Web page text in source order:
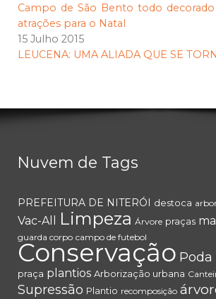
Campo de São Bento todo
atrações para o Natal
15 Julho 2015
LEUCENA: UMA ALIADA QUE SE
Nuvem de Tags
PREFEITURA DE NITERÓI destoca
Vac-All Limpeza Árvore praças
guarda corpo campo de futebol
Conservação Poda
praça plantios Arborização urbana
Supressão Plantio recomposição